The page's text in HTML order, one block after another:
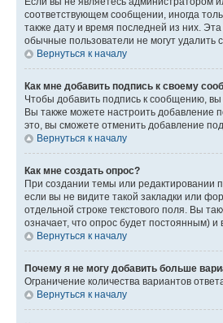
соответствующем сообщении, иногда
также дату и время последней из них.
обычные пользователи не могут удалить
Вернуться к началу
Как мне добавить подпись к своему
Чтобы добавить подпись к сообщению,
Вы также можете настроить добавление
это, вы сможете отменить добавление
Вернуться к началу
Как мне создать опрос?
При создании темы или редактировании
если вы не видите такой закладки или
отдельной строке текстового поля. Вы
означает, что опрос будет постоянным) и
Вернуться к началу
Почему я не могу добавить больше
Ограничение количества вариантов
Вернуться к началу